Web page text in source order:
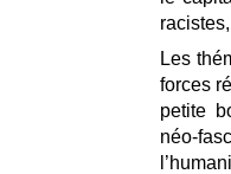
Les
forces
petite
néo-